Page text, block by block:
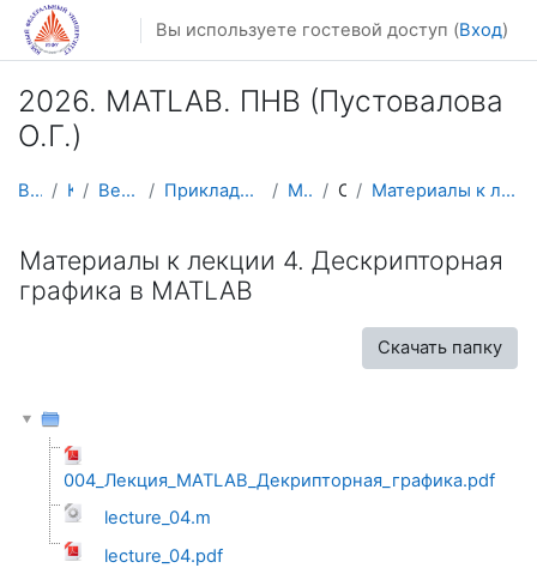
Перейти к основному содержанию
Вы используете гостевой доступ (Вход)
2026. MATLAB. ПНВ (Пустовалова
О.Г.)
В начало Курсы Весенний семестр Прикладная математика и информатика MATLAB2026 Общее Материалы к лекции 4. Дескрипторная графика в MATLAB
Материалы к лекции 4. Дескрипторная
графика в MATLAB
Скачать папку
004_Лекция_MATLAB_Декрипторная_графика.pdf
lecture_04.m
lecture_04.pdf